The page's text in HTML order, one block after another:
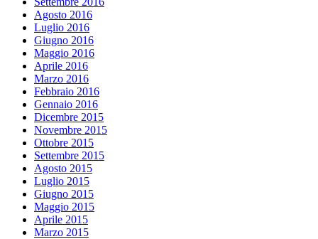
Agosto 2016
Luglio 2016
Giugno 2016
Maggio 2016
Aprile 2016
Marzo 2016
Febbraio 2016
Gennaio 2016
Dicembre 2015
Novembre 2015
Ottobre 2015
Settembre 2015
Agosto 2015
Luglio 2015
Giugno 2015
Maggio 2015
Aprile 2015
Marzo 2015